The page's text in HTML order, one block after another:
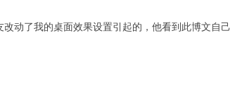
动了我的桌面效果设置引起的，他看到此博文自己